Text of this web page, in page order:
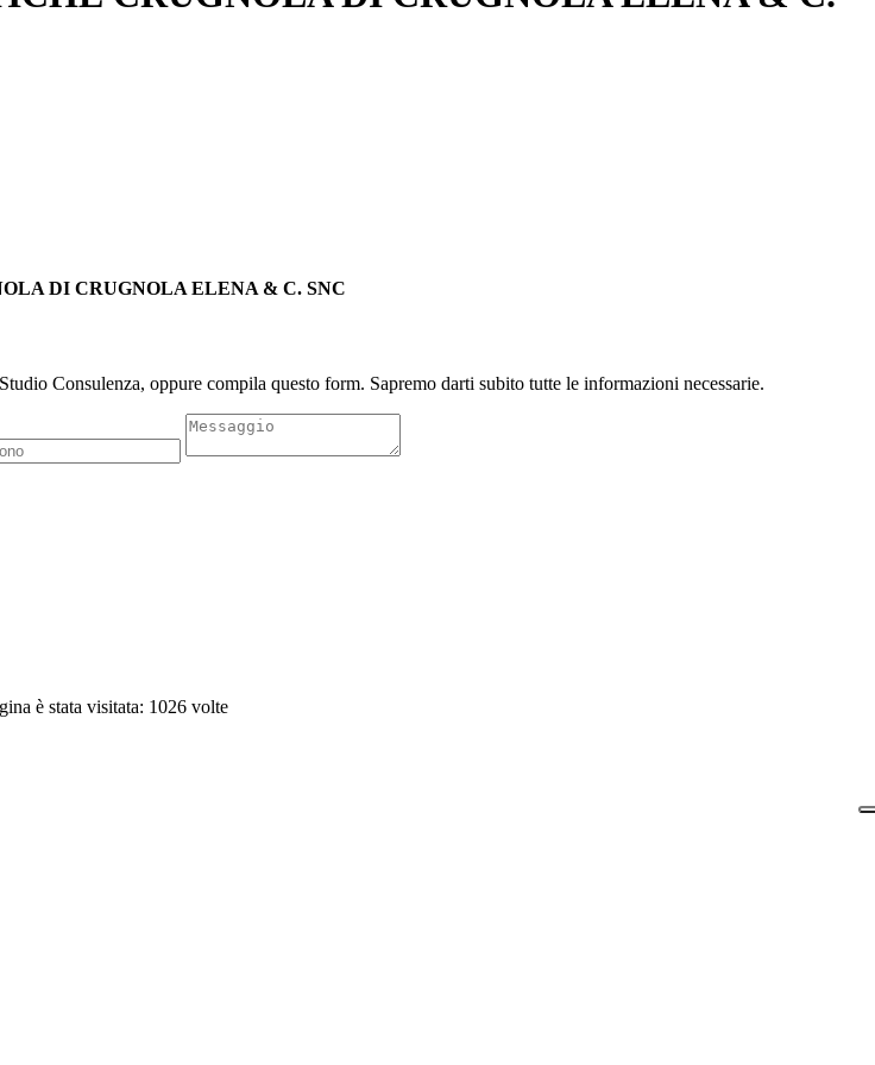
DI CRUGNOLA ELENA & C. SNC
Consulenza, oppure compila questo form. Sapremo darti subito tutte le informazioni necessarie.
è stata visitata: 1026 volte